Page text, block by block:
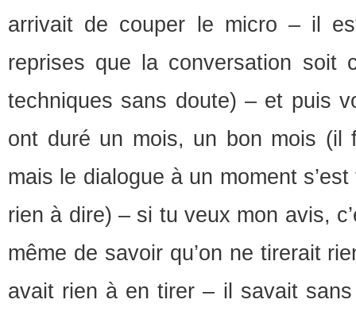
arrivait de couper le micro – il
reprises que la conversation soit
techniques sans doute) – et puis
ont duré un mois, un bon mois (il
mais le dialogue à un moment
rien à dire) – si tu veux mon avis,
même de savoir qu’on ne tirerait
avait rien à en tirer – il savait